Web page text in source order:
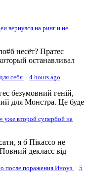
вернулся на ринг и не
несёт? Пратес
останавливал
себя · 4 hours ago
безумовний геній,
для Монстра. Це буде
уже второй супербой на
я б Пікассо не
декласс від
после поражения Иноуэ · 5